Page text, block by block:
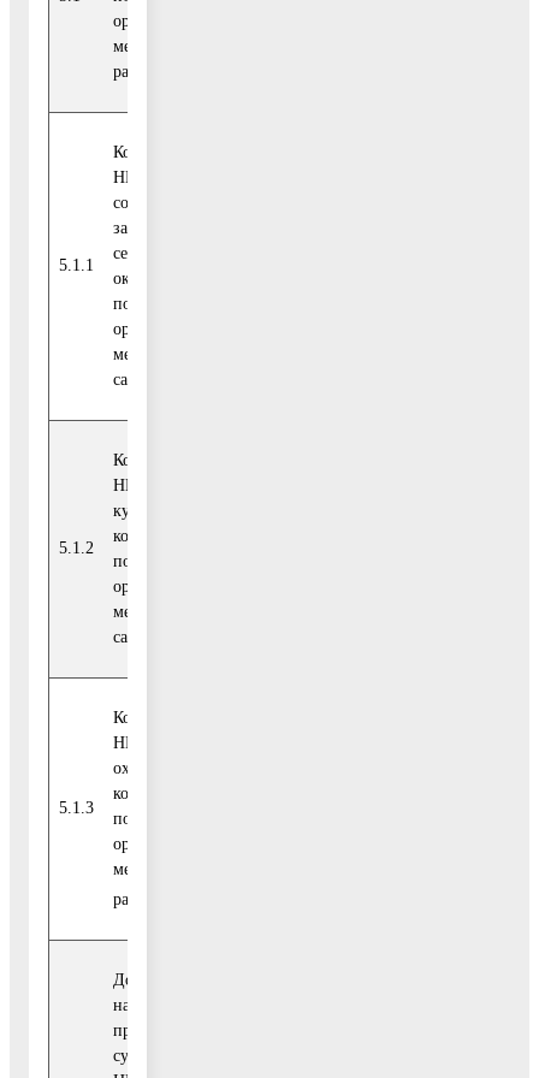
органами
местного самоуп-
равления всего*
5.1.1
Количество СО
НКО в сфере
социальной
защиты на-
селения, которым
оказана
поддержка
органами
местного
самоуправления*
5.1.2
Количество СО
НКО в сфере
культуры,
которым оказана
поддержка
органами
местного
самоуправления*
5.1.3
Количество СО
НКО в сфере
охраны здоровья,
которым оказана
поддержка
органами
местного самоуп-
равления
Доля расходов,
направляемых на
предоставление
субсидий СО